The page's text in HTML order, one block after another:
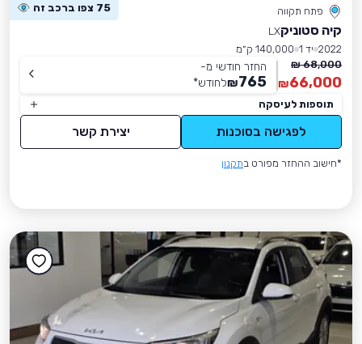
פתח תקווה 75 צפו ברכב זה
קיה סטוניקLX
2022 יד 1
140,000 ק״מ
68,000 ₪
66,000
₪
החזר חודשי מ-
765
₪לחודש*
תוספות לעיסקה
לפגישה בסוכנות יצירת קשר
*חישוב ההחזר מפורט בתקנון